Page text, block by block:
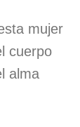
mujer
cuerpo
alma